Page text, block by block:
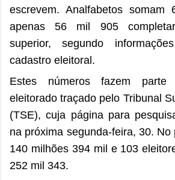
escrevem. Analfabetos
apenas 56 mil 905
superior, segundo
cadastro eleitoral.
Estes números fazem
eleitorado traçado pelo Tribunal
(TSE), cuja página para
na próxima segunda-feira, 30.
140 milhões 394 mil e 103
252 mil 343.